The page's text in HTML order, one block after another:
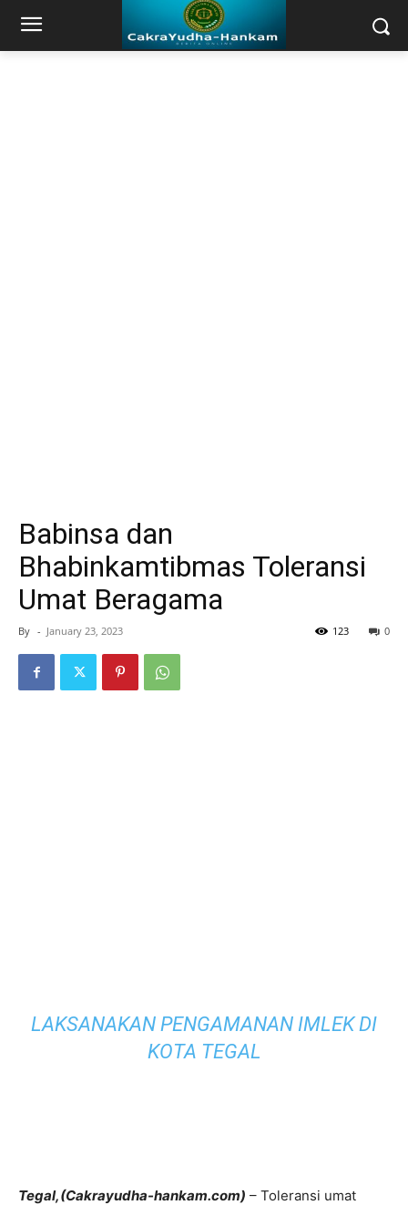
Babinsa dan
Bhabinkamtibmas Toleransi
Umat Beragama
By - January 23, 2023 0
123
LAKSANAKAN PENGAMANAN IMLEK DI
KOTA TEGAL
Tegal,(Cakrayudha-hankam.com) – Toleransi umat